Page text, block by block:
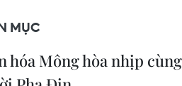
MỤC
hóa Mông hòa nhịp